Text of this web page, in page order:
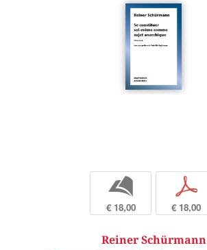
b
€ 18,00
p
€ 18,00
Reiner Schürmann